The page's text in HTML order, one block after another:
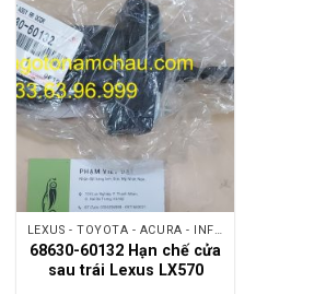
LEXUS - TOYOTA - ACURA - INFINITI - NISSAN
68630-60132 Hạn chế cửa
sau trái Lexus LX570